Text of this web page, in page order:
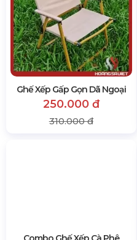
Ghế Xếp Gấp Gọn Dã Ngoại
250.000 đ
310.000 đ